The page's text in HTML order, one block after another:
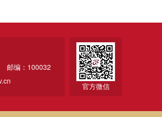
邮编：100032
官方微信